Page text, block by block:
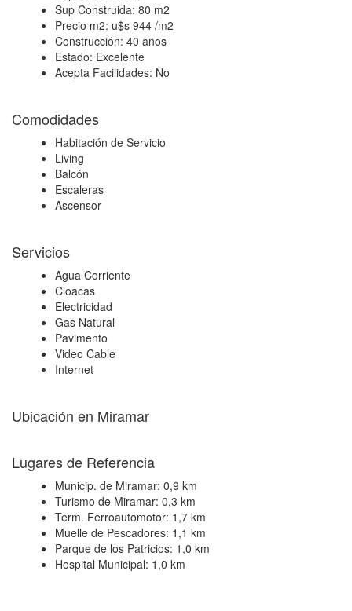
Sup Construida: 80 m2
Precio m2: u$s 944 /m2
Construcción: 40 años
Estado: Excelente
Acepta Facilidades: No
Comodidades
Habitación de Servicio
Living
Balcón
Escaleras
Ascensor
Servicios
Agua Corriente
Cloacas
Electricidad
Gas Natural
Pavimento
Video Cable
Internet
Ubicación en Miramar
−
Lugares de Referencia
Municip. de Miramar: 0,9 km
Turismo de Miramar: 0,3 km
Term. Ferroautomotor: 1,7 km
Muelle de Pescadores: 1,1 km
Parque de los Patricios: 1,0 km
Hospital Municipal: 1,0 km